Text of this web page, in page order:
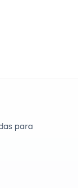
para